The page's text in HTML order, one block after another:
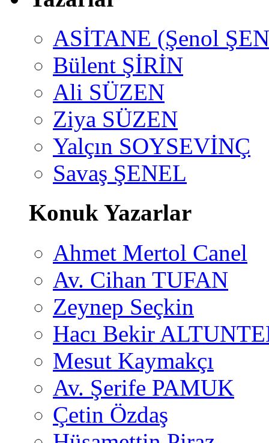
ASİTANE (Şenol
Bülent ŞİRİN
Ali SÜZEN
Ziya SÜZEN
Yalçın SOYSEVİNÇ
Savaş ŞENEL
Konuk Yazarlar
Ahmet Mertol Canel
Av. Cihan TUFAN
Zeynep Seçkin
Hacı Bekir
Mesut Kaymakçı
Av. Şerife PAMUK
Çetin Özdaş